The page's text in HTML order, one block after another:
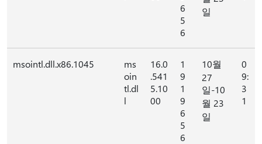
6
5
6
일
msointl.dll.x86.1045
ms
oin
tl.dl
l
16.0
.541
5.10
00
1
9
1
9
6
5
6
10월
27
일-10
월 23
일
0
9:
3
1